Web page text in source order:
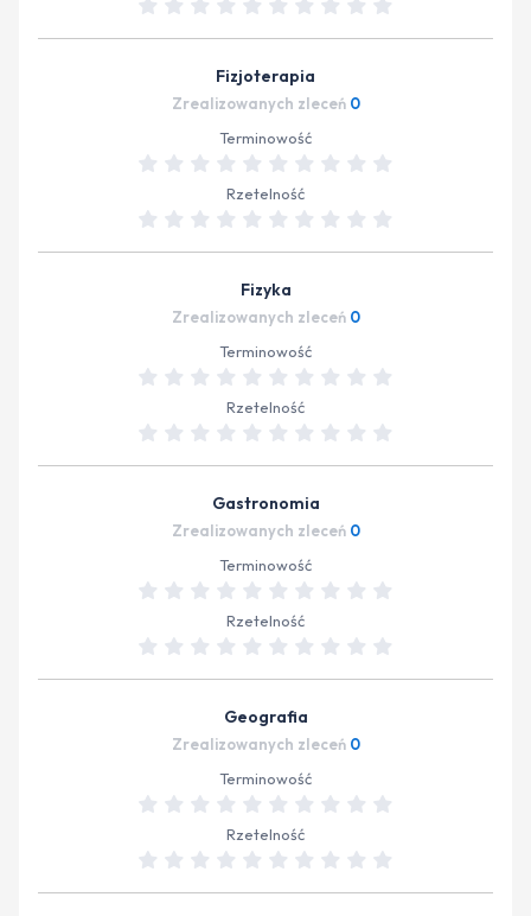
Fizjoterapia
Zrealizowanych zleceń 0
Terminowość
Rzetelność
Fizyka
Zrealizowanych zleceń 0
Terminowość
Rzetelność
Gastronomia
Zrealizowanych zleceń 0
Terminowość
Rzetelność
Geografia
Zrealizowanych zleceń 0
Terminowość
Rzetelność